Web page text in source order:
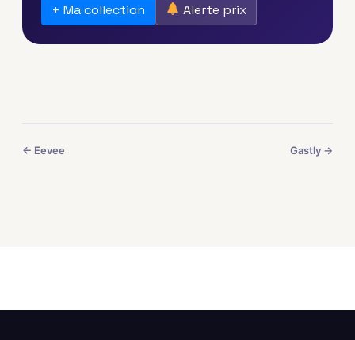
+ Ma collection Alerte prix
← Eevee Gastly →